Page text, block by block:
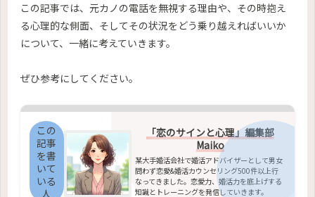
この記事では、元カノの電話を無視する理由や、その時抱え
る心理的な側面、そしてその状況をどう乗り越えればいいか
について、一緒に考えていきます。
ぜひ参考にしてください。
この
記事
を書
いて
いる
人
「恋のサインと心理」編集部
Maiko
某大手婚活会社で婚活アドバイザーとして男女
問わず恋愛&婚活カウンセリング500件以上行
なってきました。恋愛力、婚活力を底上げする
知識とトレーニングを発信していきます。